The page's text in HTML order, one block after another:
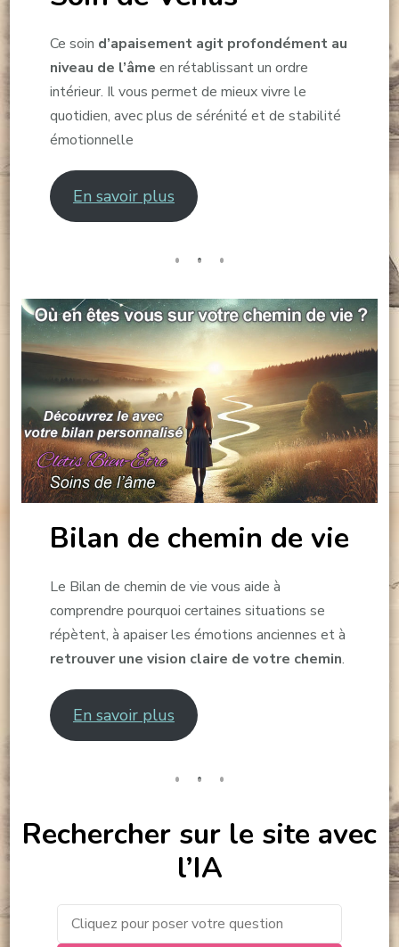
Ce soin d’apaisement agit profondément au
niveau de l’âme en rétablissant un ordre
intérieur. Il vous permet de mieux vivre le
quotidien, avec plus de sérénité et de stabilité
émotionnelle
En savoir plus
Bilan de chemin de vie
Le Bilan de chemin de vie vous aide à
comprendre pourquoi certaines situations se
répètent, à apaiser les émotions anciennes et à
retrouver une vision claire de votre chemin.
En savoir plus
Rechercher sur le site avec
l’IA